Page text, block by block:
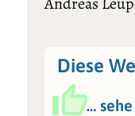
Diese
…